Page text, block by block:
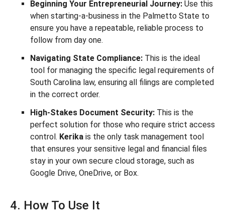
Beginning Your Entrepreneurial Journey: Use this
when starting-a-business in the Palmetto State to
ensure you have a repeatable, reliable process to
follow from day one.
Navigating State Compliance: This is the ideal
tool for managing the specific legal requirements of
South Carolina law, ensuring all filings are completed
in the correct order.
High-Stakes Document Security: This is the
perfect solution for those who require strict access
control. Kerika is the only task management tool
that ensures your sensitive legal and financial files
stay in your own secure cloud storage, such as
Google Drive, OneDrive, or Box.
4. How To Use It